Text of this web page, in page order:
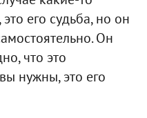
его судьба, но он
Он
что это
нужны, это его